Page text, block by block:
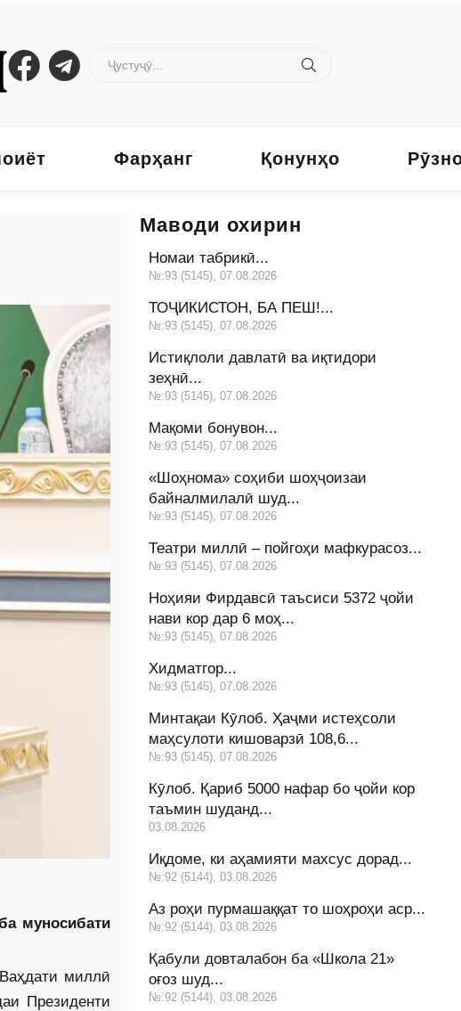
Фарҳанг Қонунҳо
муносибати
миллӣ
Президенти
Маводи охирин
Номаи табрикӣ...
№:93 (5145), 07.08.2026
ТОҶИКИСТОН, БА ПЕШ!...
№:93 (5145), 07.08.2026
Истиқлоли давлатӣ ва иқтидори
зеҳнӣ...
№:93 (5145), 07.08.2026
Мақоми бонувон...
№:93 (5145), 07.08.2026
«Шоҳнома» соҳиби шоҳҷоизаи
байналмилалӣ шуд...
№:93 (5145), 07.08.2026
Театри миллӣ – пойгоҳи мафкурасоз...
№:93 (5145), 07.08.2026
Ноҳияи Фирдавсӣ таъсиси 5372 ҷойи
нави кор дар 6 моҳ...
№:93 (5145), 07.08.2026
Хидматгор...
№:93 (5145), 07.08.2026
Минтақаи Кӯлоб. Ҳаҷми истеҳсоли
маҳсулоти кишоварзӣ 108,6...
№:93 (5145), 07.08.2026
Кӯлоб. Қариб 5000 нафар бо ҷойи кор
таъмин шуданд...
03.08.2026
Иқдоме, ки аҳамияти махсус дорад...
№:92 (5144), 03.08.2026
Аз роҳи пурмашаққат то шоҳроҳи аср...
№:92 (5144), 03.08.2026
Қабули довталабон ба «Школа 21»
оғоз шуд...
№:92 (5144), 03.08.2026